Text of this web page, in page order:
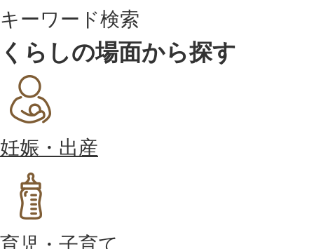
キーワード検索
くらしの場面から探す
妊娠・出産
育児・子育て